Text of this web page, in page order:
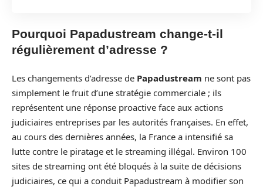
Pourquoi Papadustream change-t-il
régulièrement d’adresse ?
Les changements d’adresse de Papadustream ne sont pas
simplement le fruit d’une stratégie commerciale ; ils
représentent une réponse proactive face aux actions
judiciaires entreprises par les autorités françaises. En effet,
au cours des dernières années, la France a intensifié sa
lutte contre le piratage et le streaming illégal. Environ 100
sites de streaming ont été bloqués à la suite de décisions
judiciaires, ce qui a conduit Papadustream à modifier son